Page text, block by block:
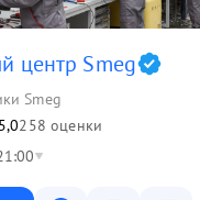
центр Smeg
Smeg
5,0258 оценки